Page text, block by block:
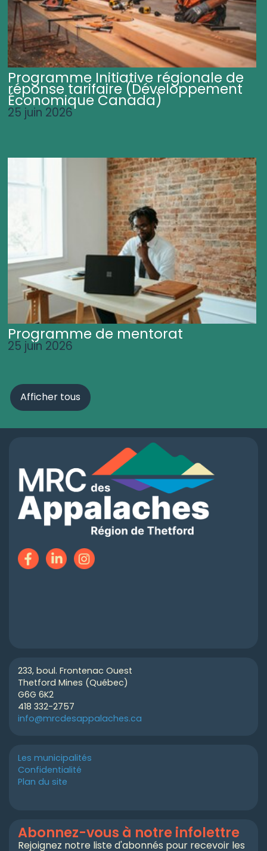
Programme Initiative régionale de
réponse tarifaire (Développement
Économique Canada)
25 juin 2026
Programme de mentorat
25 juin 2026
Afficher tous
233, boul. Frontenac Ouest
Thetford Mines (Québec)
G6G 6K2
418 332-2757
info@mrcdesappalaches.ca
Les municipalités
Confidentialité
Plan du site
Abonnez-vous à notre infolettre
Rejoignez notre liste d'abonnés pour recevoir les